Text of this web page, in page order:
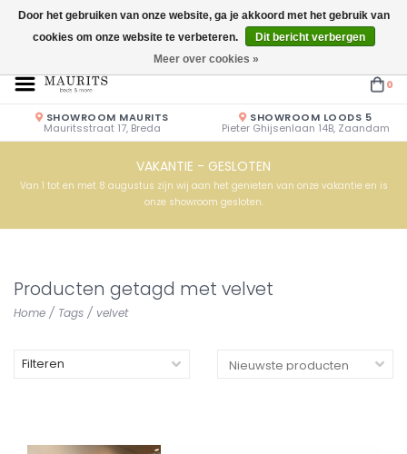
Openingstijden: Vrijdag & Zaterdag 10.00u - 17.00u of op afspraak!
0
SHOWROOM MAURITS
Mauritsstraat 17, Breda
SHOWROOM LOODS 5
Pieter Ghijsenlaan 14B, Zaandam
VAKANTIE - GESLOTEN
Van 1 tot en met 8 augustus zijn wij aan het genieten van onze vakantie en is
onze showroom gesloten.
Producten getagd met velvet
Home / Tags / velvet
Filteren
Door het gebruiken van onze website, ga je akkoord met het gebruik van
cookies om onze website te verbeteren.
Dit bericht verbergen
Meer over cookies »